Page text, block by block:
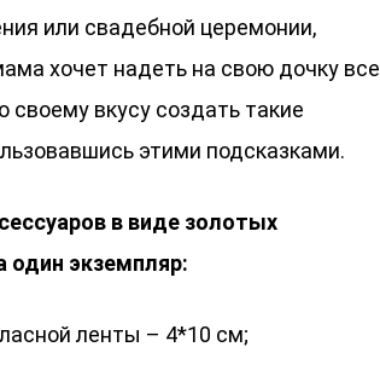
или свадебной церемонии,
хочет надеть на свою дочку все
вкусу создать такие
этими подсказками.
в виде золотых
один экземпляр:
ленты – 4*10 см;